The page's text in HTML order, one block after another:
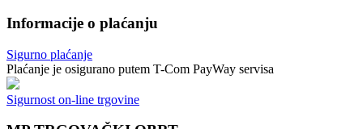
Informacije o plaćanju
Sigurno plaćanje
Plaćanje je osigurano putem T-Com PayWay servisa
Sigurnost on-line trgovine